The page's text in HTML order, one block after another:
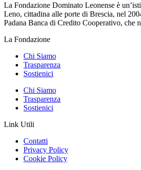
La Fondazione Dominato Leonense è
Leno, cittadina alle porte di Brescia, nel
Padana Banca di Credito Cooperativo, che
La Fondazione
Chi Siamo
Trasparenza
Sostienici
Chi Siamo
Trasparenza
Sostienici
Link Utili
Contatti
Privacy Policy
Cookie Policy